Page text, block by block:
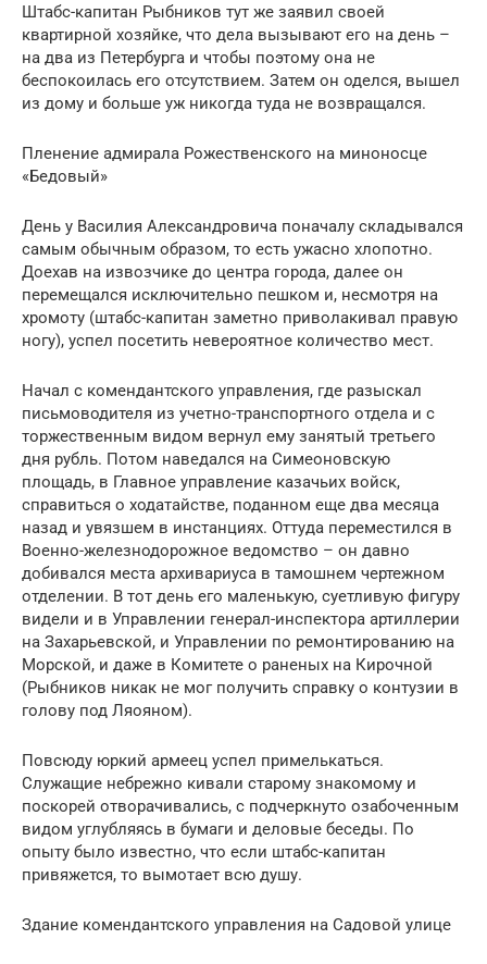
Штабс-капитан Рыбников тут же заявил своей
квартирной хозяйке, что дела вызывают его на день –
на два из Петербурга и чтобы поэтому она не
беспокоилась его отсутствием. Затем он оделся, вышел
из дому и больше уж никогда туда не возвращался.
Пленение адмирала Рожественского на миноносце
«Бедовый»
День у Василия Александровича поначалу складывался
самым обычным образом, то есть ужасно хлопотно.
Доехав на извозчике до центра города, далее он
перемещался исключительно пешком и, несмотря на
хромоту (штабс-капитан заметно приволакивал правую
ногу), успел посетить невероятное количество мест.
Начал с комендантского управления, где разыскал
письмоводителя из учетно-транспортного отдела и с
торжественным видом вернул ему занятый третьего
дня рубль. Потом наведался на Симеоновскую
площадь, в Главное управление казачьих войск,
справиться о ходатайстве, поданном еще два месяца
назад и увязшем в инстанциях. Оттуда переместился в
Военно-железнодорожное ведомство – он давно
добивался места архивариуса в тамошнем чертежном
отделении. В тот день его маленькую, суетливую фигуру
видели и в Управлении генерал-инспектора артиллерии
на Захарьевской, и Управлении по ремонтированию на
Морской, и даже в Комитете о раненых на Кирочной
(Рыбников никак не мог получить справку о контузии в
голову под Ляояном).
Повсюду юркий армеец успел примелькаться.
Служащие небрежно кивали старому знакомому и
поскорей отворачивались, с подчеркнуто озабоченным
видом углубляясь в бумаги и деловые беседы. По
опыту было известно, что если штабс-капитан
привяжется, то вымотает всю душу.
Здание комендантского управления на Садовой улице